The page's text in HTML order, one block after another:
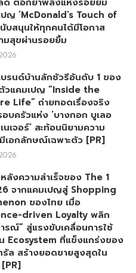
ญ ‘McDonald’s Touch of
บสนุนให้ทุกคนได้มีโอกาส
มสุขผ่านรอยยิ้ม
บรนด์บ้านลักชัวรีอันดับ 1 ของ
วแคมเปญ “Inside the
Life” ถ่ายทอดเรื่องจริง
บครัวแห่ง ‘บางกอก บูเลอ
นเจอร์’ สะท้อนนิยามความ
เอกลักษณ์เฉพาะตัว [PR]
หลังความสำเร็จของ The 1
จากแคมเปญสู่ Shopping
ของไทย เมื่อ
driven Loyalty พลิก
รณ์” สู่แรงขับเคลื่อนการใช้
Ecosystem ที่แข็งแกร่งของ
รัล สร้างยอดขายสูงสุดใน